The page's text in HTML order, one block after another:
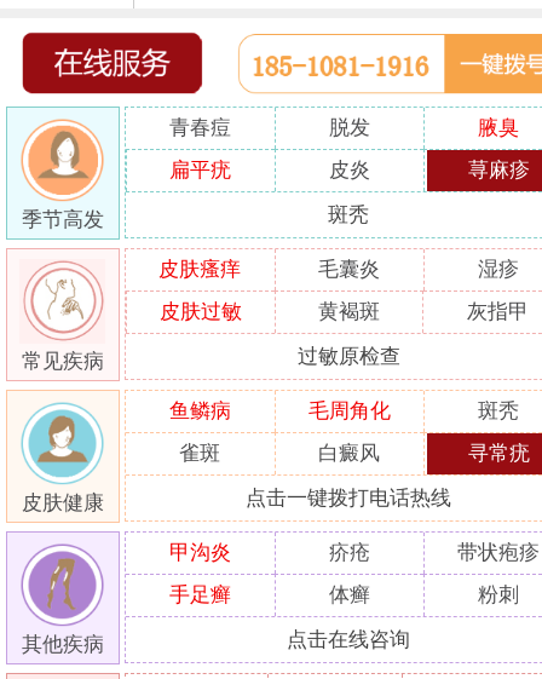
天津津门皮肤病医院怎么样
季节高发
青春痘 脱发
腋臭
扁平疣
皮炎 荨麻疹
斑秃
常见疾病
皮肤瘙痒 毛囊炎
湿疹
皮肤过敏
黄褐斑 灰指甲
过敏原检查
皮肤健康
鱼鳞病 毛周角化
斑秃
雀斑
白癜风 寻常疣
点击一键拨打电话热线
其他疾病
甲沟炎 疥疮
带状疱疹
手足癣
体癣 粉刺
点击在线咨询